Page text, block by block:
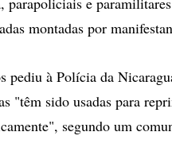
montadas por
pediu à Polícia da
"têm sido usadas para
segundo um